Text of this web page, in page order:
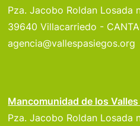
Pza. Jacobo Roldan Losada
39640 Villacarriedo -
agencia@vallespasiegos.org
Mancomunidad de los
Pza. Jacobo Roldan Losada